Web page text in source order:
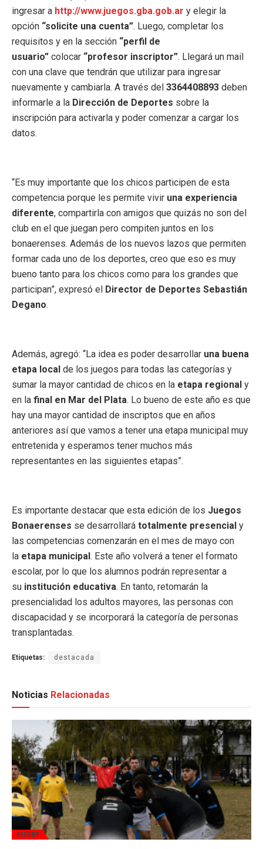
ingresar a http://www.juegos.gba.gob.ar y elegir la
opción “solicite una cuenta”. Luego, completar los
requisitos y en la sección “perfil de
usuario” colocar “profesor inscriptor”. Llegará un mail
con una clave que tendrán que utilizar para ingresar
nuevamente y cambiarla. A través del 3364408893 deben
informarle a la Dirección de Deportes sobre la
inscripción para activarla y poder comenzar a cargar los
datos.
“Es muy importante que los chicos participen de esta
competencia porque les permite vivir una experiencia
diferente, compartirla con amigos que quizás no son del
club en el que juegan pero compiten juntos en los
bonaerenses. Además de los nuevos lazos que permiten
formar cada uno de los deportes, creo que eso es muy
bueno tanto para los chicos como para los grandes que
participan”, expresó el
Director de Deportes Sebastián
Degano.
Además, agregó: “La idea es poder desarrollar una buena
etapa local de los juegos para todas las categorías y
sumar la mayor cantidad de chicos en la etapa regional y
en la final en Mar del Plata. Lo bueno de este año es que
hay una mayor cantidad de inscriptos que en años
anteriores así que vamos a tener una etapa municipal muy
entretenida y esperamos tener muchos más
representantes en las siguientes etapas”.
Es importante destacar que esta edición de los Juegos
Bonaerenses se desarrollará totalmente presencial y
las competencias comenzarán en el mes de mayo con
la etapa municipal . Este año volverá a tener el formato
escolar, por lo que los alumnos podrán representar a
su institución educativa. En tanto, retomarán la
presencialidad los adultos mayores, las personas con
discapacidad y se incorporará la categoría de personas
transplantadas.
Etiquetas: destacada
Noticias Relacionadas
RUGBY